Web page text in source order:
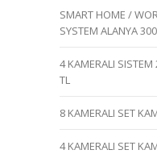
SMART HOME /
SYSTEM ALANYA
4 KAMERALI
TL
8 KAMERALI SET
4 KAMERALI SET